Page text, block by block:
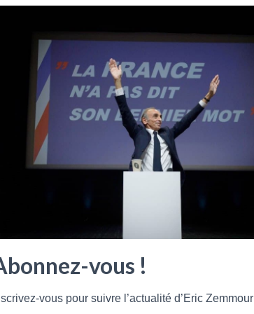
vous !
vous pour suivre l’actualité d’Eric Zemmour